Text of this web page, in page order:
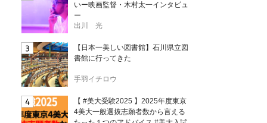
いー映画監督・木村太一インタビュ
ー
出川 光
【日本一美しい図書館】石川県立図
書館に行ってきた
手羽イチロウ
【 #美大受験2025 】2025年度東京
4美大一般選抜志願者数から言える